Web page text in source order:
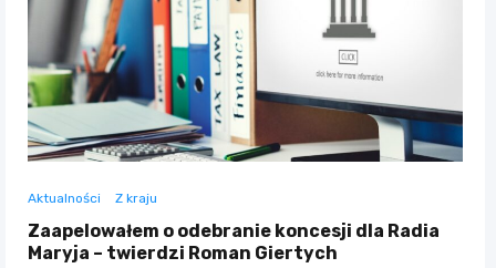
Aktualności Z kraju
Zaapelowałem o odebranie koncesji dla Radia
Maryja – twierdzi Roman Giertych